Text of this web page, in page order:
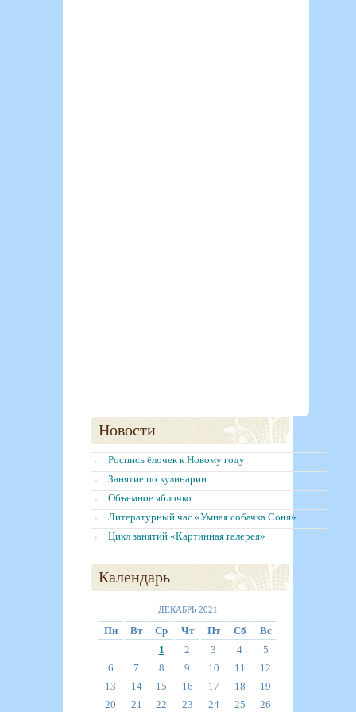
Новости
Роспись ёлочек к Новому году
Занятие по кулинарии
Объемное яблочко
Литературный час «Умная собачка Соня»
Цикл занятий «Картинная галерея»
Календарь
ДЕКАБРЬ 2021
Пн Вт Ср Чт Пт Сб
Вс
1
2 3 4
5
6
7 8 9 10 11
12
13
14 15 16 17 18
19
20
21 22 23 24 25 26